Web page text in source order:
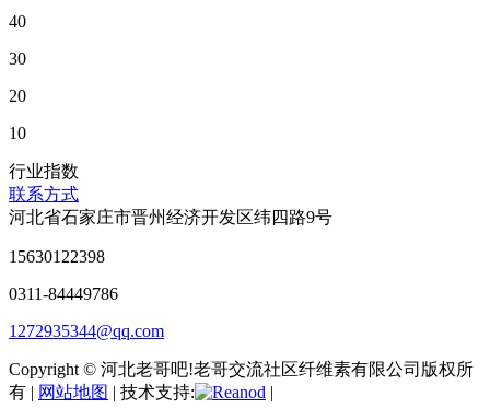
40
30
20
10
行业指数
联系方式
河北省石家庄市晋州经济开发区纬四路9号
15630122398
0311-84449786
1272935344@qq.com
Copyright © 河北老哥吧!老哥交流社区纤维素有限公司版权所
有 | 网站地图 | 技术支持: |